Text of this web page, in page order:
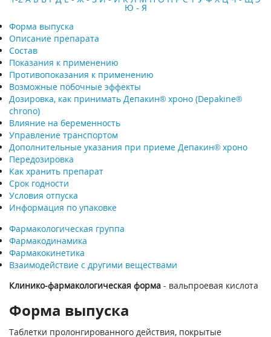
Ю - Я
Форма выпуска
Описание препарата
Состав
Показания к применению
Противопоказания к применению
Возможные побочные эффекты
Дозировка, как принимать Депакин® хроно (Depakine®
chrono)
Влияние на беременность
Управление транспортом
Дополнительные указания при приеме Депакин® хроно
Передозировка
Как хранить препарат
Срок годности
Условия отпуска
Информация по упаковке
Фармакологическая группа
Фармакодинамика
Фармакокинетика
Взаимодействие с другими веществами
Клинико-фармакологическая форма - вальпроевая кислота
Форма выпуска
Таблетки пролонгированного действия, покрытые